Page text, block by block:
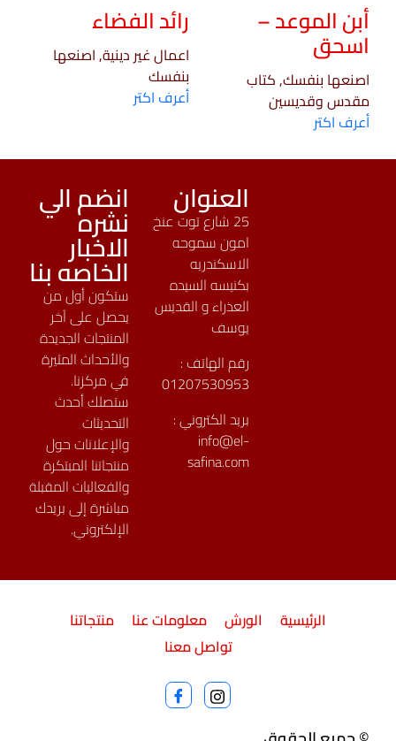
أبن الموعد –
اسحق
اصنعها بنفسك, كتاب
مقدس وقديسين
أعرف اكتر
رائد الفضاء
اعمال غير دينية, اصنعها
بنفسك
أعرف اكتر
العنوان
25 شارع توت عنخ
امون سموحه
الاسكندريه
بكنيسه السيده
العذراء و القديس
يوسف
رقم الهاتف :
01207530953
بريد الكتروني :
info@el-
safina.com
انضم الي
نشره
الاخبار
الخاصه بنا
ستكون أول من
يحصل على آخر
المنتجات الجديدة
والأحداث المثيرة
في مركزنا.
ستصلك أحدث
التحديثات
والإعلانات حول
منتجاتنا المبتكرة
والفعاليات المقبلة
مباشرة إلى بريدك
الإلكتروني.
الرئيسية الورش معلومات عنا
منتجاتنا
تواصل معنا